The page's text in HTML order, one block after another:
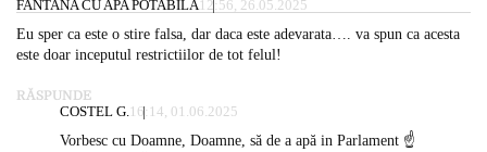
FANTANA CU APA POTABILA12:56, 26.05.2025
Eu sper ca este o stire falsa, dar daca este adevarata…. va spun ca acesta
este doar inceputul restrictiilor de tot felul!
RĂSPUNDE
COSTEL G.16:14, 01.06.2025
Vorbesc cu Doamne, Doamne, să de a apă in Parlament ☝️